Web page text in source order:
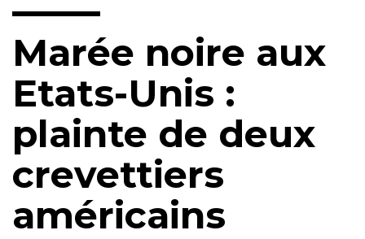
Marée noire aux
Etats-Unis :
plainte de deux
crevettiers
américains